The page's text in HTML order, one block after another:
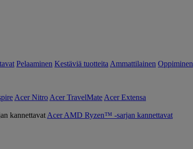
Pelaaminen Kestäviä tuotteita Ammattilainen Oppiminen
Acer Nitro Acer TravelMate Acer Extensa
Acer AMD Ryzen™ -sarjan kannettavat